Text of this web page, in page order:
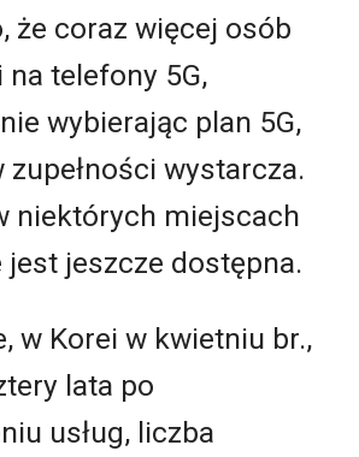
że coraz więcej osób
telefony 5G,
wybierając plan 5G,
zupełności wystarcza.
niektórych miejscach
jest jeszcze dostępna.
w Korei w kwietniu br.,
lata po
usług, liczba